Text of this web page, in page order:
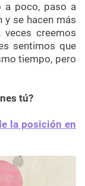
a poco, paso a
y se hacen más
creemos
sentimos que
tiempo, pero
tú?
la posición en